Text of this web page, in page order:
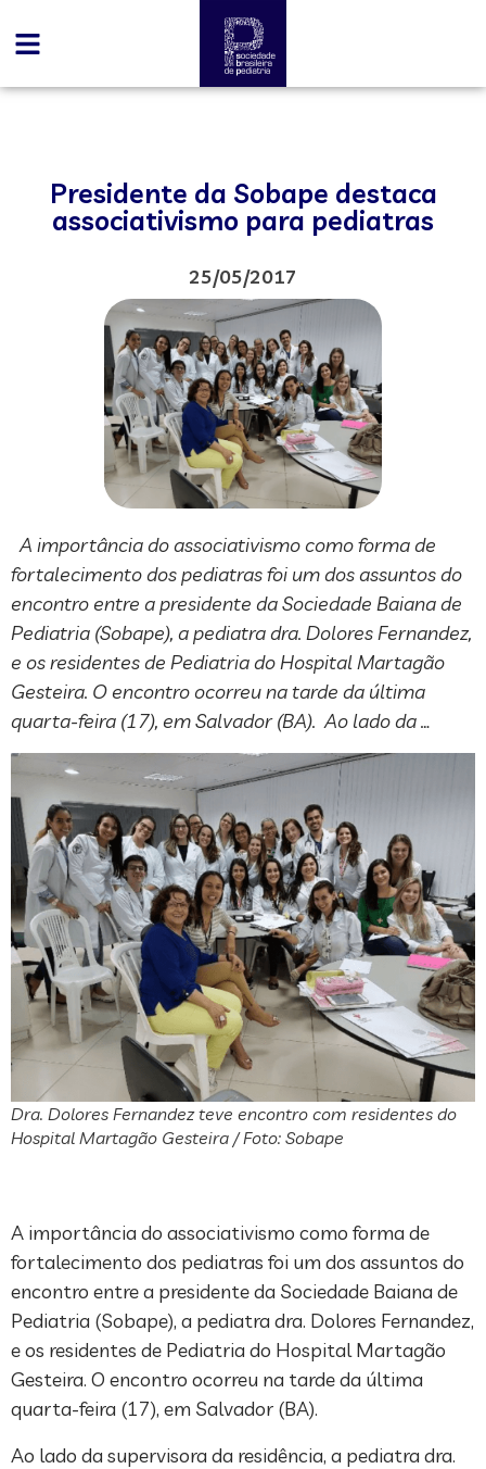
Presidente da Sobape destaca
associativismo para pediatras
25/05/2017
A importância do associativismo como forma de
fortalecimento dos pediatras foi um dos assuntos do
encontro entre a presidente da Sociedade Baiana de
Pediatria (Sobape), a pediatra dra. Dolores Fernandez,
e os residentes de Pediatria do Hospital Martagão
Gesteira. O encontro ocorreu na tarde da última
quarta-feira (17), em Salvador (BA). Ao lado da …
Dra. Dolores Fernandez teve encontro com residentes do
Hospital Martagão Gesteira / Foto: Sobape
A importância do associativismo como forma de
fortalecimento dos pediatras foi um dos assuntos do
encontro entre a presidente da Sociedade Baiana de
Pediatria (Sobape), a pediatra dra. Dolores Fernandez,
e os residentes de Pediatria do Hospital Martagão
Gesteira. O encontro ocorreu na tarde da última
quarta-feira (17), em Salvador (BA).
Ao lado da supervisora da residência, a pediatra dra.